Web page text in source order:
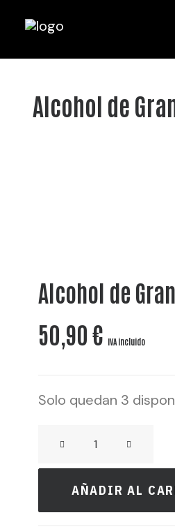
Alcohol de
Alcohol de
50,90€ IVA incluido
Solo quedan 3
TANTRIKA
cantidadAÑADIR AL